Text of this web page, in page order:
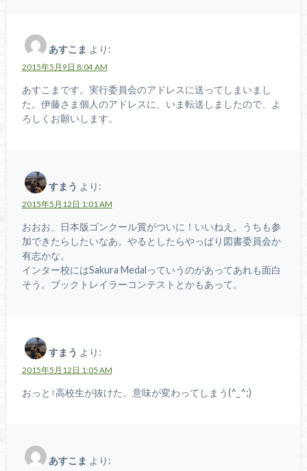
あすこま より:
2015年5月9日 8:04 AM
あすこまです。実行委員会のアドレスに送ってしまいまし
た。伊藤さま個人のアドレスに、いま転送しましたので、よ
ろしくお願いします。
すまう より:
2015年5月12日 1:01 AM
おおお、日本版ゴンクール賞がついに！いいねえ。うちも参
加できたらしたいなあ。やるとしたらやっぱり図書委員会か
有志かな。
インター校にはSakura Medalっていうのがあってあれも面白
そう。ブックトレイラーコンテストとかもあって。
すまう より:
2015年5月12日 1:05 AM
おっと↑高校生が抜けた。意味が変わってしまう(^_^;)
あすこま より: